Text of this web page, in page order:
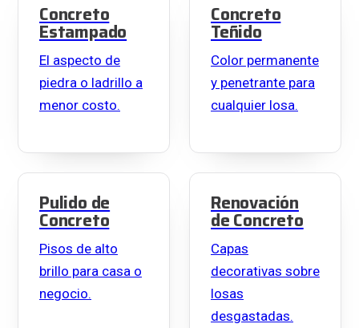
Concreto
Estampado
El aspecto de
piedra o ladrillo a
menor costo.
Concreto
Teñido
Color permanente
y penetrante para
cualquier losa.
Pulido de
Concreto
Pisos de alto
brillo para casa o
negocio.
Renovación
de Concreto
Capas
decorativas sobre
losas
desgastadas.